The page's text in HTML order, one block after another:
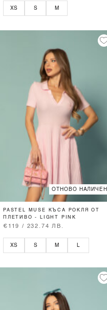
XS S M
ОТНОВО НАЛИЧЕН
PASTEL MUSE КЪСА РОКЛЯ ОТ
ПЛЕТИВО - LIGHT PINK
€119 / 232.74 ЛВ.
XS S M L